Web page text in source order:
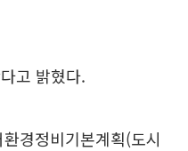
고 밝혔다.
경정비기본계획(도시